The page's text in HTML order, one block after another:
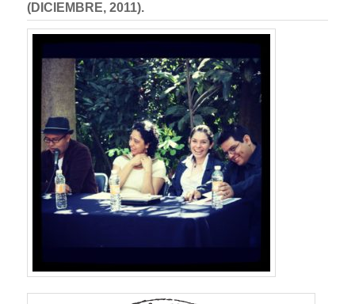
(DICIEMBRE, 2011).